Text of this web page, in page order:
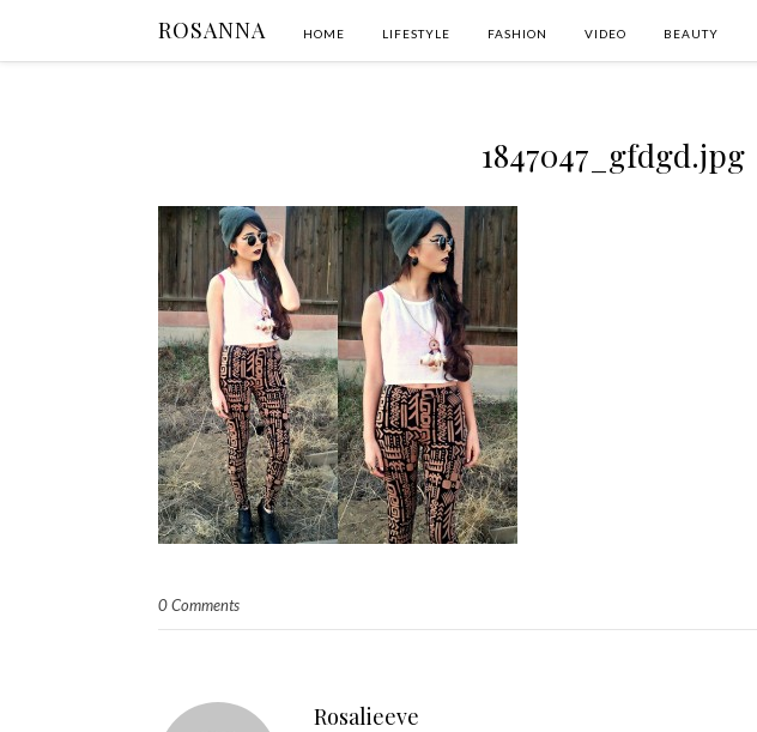
ROSANNA HOME LIFESTYLE FASHION VIDEO BEAUTY
1847047_gfdgd.jpg
0 Comments
Rosalieeve